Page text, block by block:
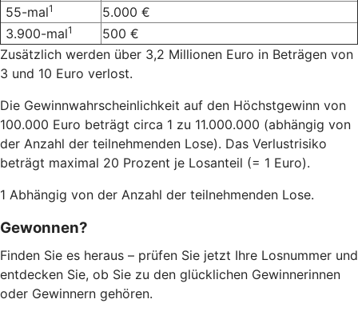
55-mal1
5.000 €
3.900-mal1
500 €
Zusätzlich werden über 3,2 Millionen Euro in Beträgen von
3 und 10 Euro verlost.
Die Gewinnwahrscheinlichkeit auf den Höchstgewinn von
100.000 Euro beträgt circa 1 zu 11.000.000 (abhängig von
der Anzahl der teilnehmenden Lose). Das Verlustrisiko
beträgt maximal 20 Prozent je Losanteil (= 1 Euro).
1 Abhängig von der Anzahl der teilnehmenden Lose.
Gewonnen?
Finden Sie es heraus – prüfen Sie jetzt Ihre Losnummer und
entdecken Sie, ob Sie zu den glücklichen Gewinnerinnen
oder Gewinnern gehören.